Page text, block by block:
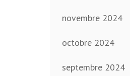
novembre 2024
octobre 2024
septembre 2024